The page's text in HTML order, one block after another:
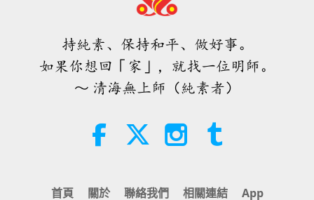
懂中文嗎？」然後她出去了，仍然把所有東西都留在
她說…我說：「那好，你一個人出去。不，不，把東
西留在那裡。」然後我去美髮店，大約半個小時，就
都做好了。很快，沒有什麼複雜的，沒有解釋，沒有
說教，沒有任何麻煩。完全按照我想要的方式做好
了。他們立即就知道我想要什麼。
37:44
1995.08.18
2026-03-13
靈性打坐的利益（五集之一）
1996.07.20
2026-03-08 5382
21:43
伊斯蘭的水資源道德觀：摘自《聖
智慧之語 2026-08-06 344
19:47
世界播下種子（二集之一）
持純素、保持和平、做好事。
如果你想回「家」，就找一位明師。
～ 清海無上師（純素者）
首頁 關於 聯絡我們 相關連結 App